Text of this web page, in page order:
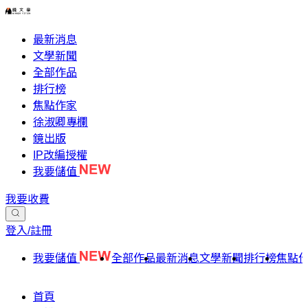
最新消息
文學新聞
全部作品
排行榜
焦點作家
徐淑卿專欄
鏡出版
IP改編授權
我要儲值
我要收費
登入/註冊
我要儲值 全部作品最新消息文學新聞排行榜焦點
首頁